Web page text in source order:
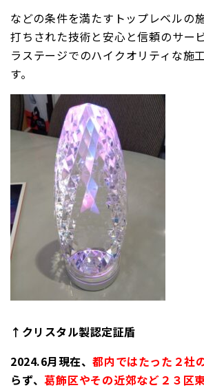
などの条件を満たすトップレベルの
打ちされた技術と安心と信頼のサー
ラステージでのハイクオリティな施
す。
↑クリスタル製認定証盾
2024.6月現在、都内ではたった２社
らず、葛飾区やその近郊など２３区